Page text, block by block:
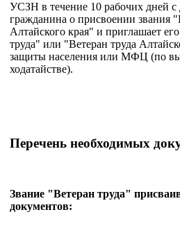
УСЗН в течение 10 рабочих дней с
гражданина о присвоении звания
Алтайского края" и приглашает
труда" или "Ветеран труда
защиты населения или МФЦ (по
ходатайстве).
Перечень необходимых
Звание "Ветеран труда"
документов: